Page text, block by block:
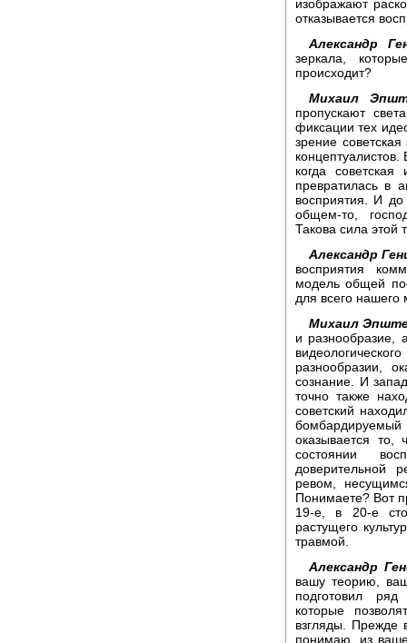
изображают
отказывается
Александр
зеркала,
происходит?
Михаил
пропускают
фиксации тех
зрение
когда
превратилась в
восприятия. И
общем-то,
Такова сила этой
Александр
восприятия
модель общей
для всего нашего
Михаил
и разнообразие,
разнообразии,
сознание. И
точно также
советский
оказывается то,
состоянии
доверительной
ревом,
Понимаете? Вот
19-е, в 20-е
растущего
травмой.
Александр
вашу теорию,
подготовил ряд
которые
взгляды. Прежде
понимаю, из